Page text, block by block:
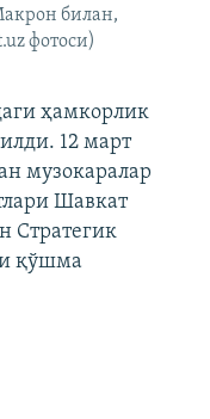
билан,
фотоси)
ҳамкорлик
12 март
музокаралар
Шавкат
Стратегик
қўшма